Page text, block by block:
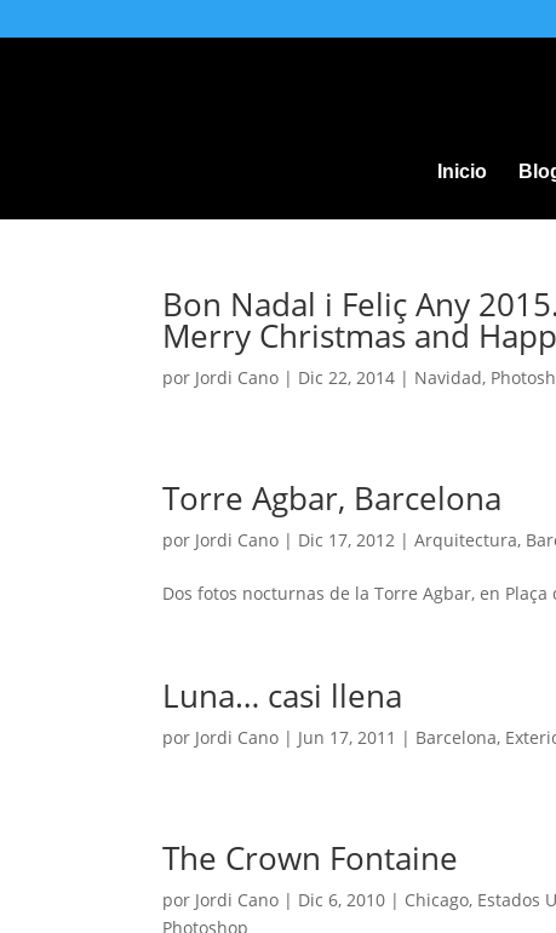
Inicio
Bon Nadal i Feliç Any
Merry Christmas and
por Jordi Cano | Dic 22, 2014 | Navidad,
Torre Agbar, Barcelona
por Jordi Cano | Dic 17, 2012 |Arquitectura,
Dos fotos nocturnas de la Torre Agbar, en Plaça
Luna… casi llena
por Jordi Cano | Jun 17, 2011 | Barcelona,
The Crown Fontaine
por Jordi Cano | Dic 6, 2010 | Chicago, Estados
Photoshop